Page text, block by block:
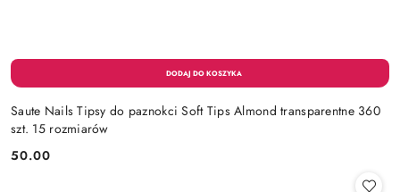
Saute Nails Tipsy do paznokci Soft Tips Almond transparentne 360
szt. 15 rozmiarów
Cena:
50.00